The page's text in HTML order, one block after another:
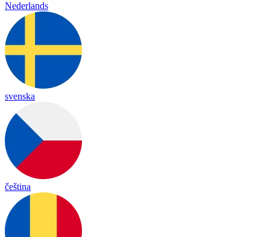
Nederlands
svenska
čeština